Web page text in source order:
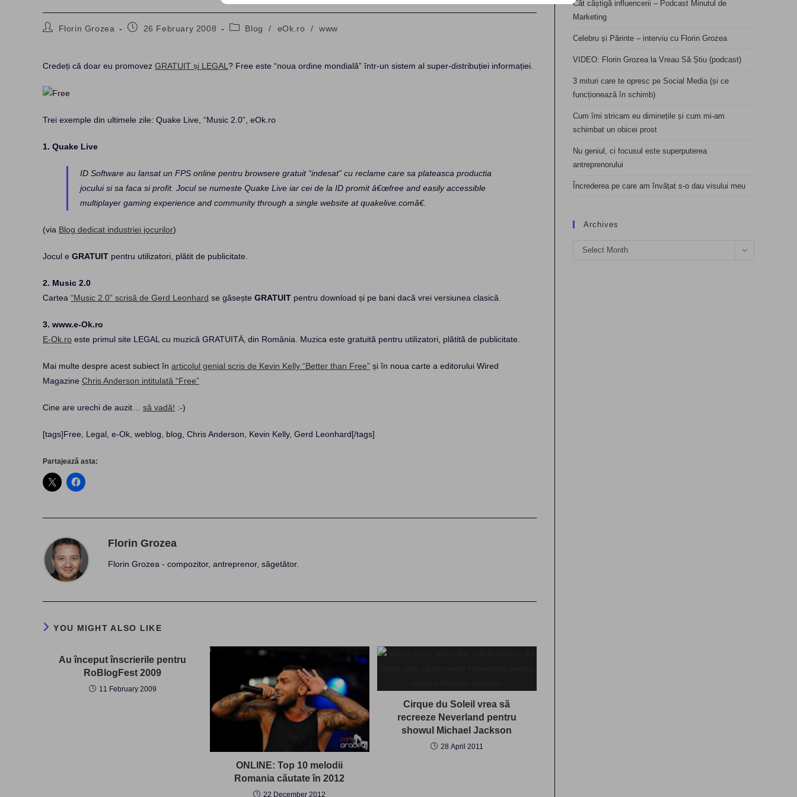
PostFlorin Grozea
Post26 February 2008
PostBlog / eOk.ro / www
Credeți că doar eu promovez GRATUIT și LEGAL ? Free este “noua ordine mondială” într-un sistem al super-distribuției informației.
Trei exemple din ultimele zile: Quake Live, “Music 2.0”, eOk.ro
1. Quake Live
ID Software au lansat un FPS online pentru browsere gratuit “indesat” cu reclame care sa plateasca productia
jocului si sa faca si profit. Jocul se numeste Quake Live iar cei de la ID promit â€œfree and easily accessible
multiplayer gaming experience and community through a single website at quakelive.comâ€.
(via Blog dedicat industriei jocurilor)
Jocul e GRATUIT pentru utilizatori, plătit de publicitate.
2. Music 2.0
Cartea “Music 2.0” scrisă de Gerd Leonhard se găsește GRATUIT pentru download și pe bani dacă vrei versiunea clasică.
3. www.e-Ok.ro
E-Ok.ro este primul site LEGAL cu muzică GRATUITÄ‚ din România. Muzica este gratuită pentru utilizatori, plătită de publicitate.
Mai multe despre acest subiect în articolul genial scris de Kevin Kelly “Better than Free” și în noua carte a editorului Wired
Magazine Chris Anderson intitulată “Free”
Cine are urechi de auzit… să vadă! :-)
[tags]Free, Legal, e-Ok, weblog, blog, Chris Anderson, Kevin Kelly, Gerd Leonhard[/tags]
Partajează asta:
Florin Grozea
Florin Grozea - compozitor, antreprenor, săgetător.
YOU MIGHT ALSO LIKE
Au început înscrierile pentru
RoBlogFest 2009
11 February 2009
ONLINE: Top 10 melodii
Romania căutate în 2012
22 December 2012
Cirque du Soleil vrea să
recreeze Neverland pentru
showul Michael Jackson
28 April 2011
Cât câștigă influencerii – Podcast Minutul de
Marketing
Celebru și Părinte – interviu cu Florin Grozea
VIDEO: Florin Grozea la Vreau Să Știu (podcast)
3 mituri care te opresc pe Social Media (și ce
funcționează în schimb)
Cum îmi stricam eu diminețile și cum mi-am
schimbat un obicei prost
Nu geniul, ci focusul este superputerea
antreprenorului
Încrederea pe care am învățat s-o dau visului meu
Archives
Archives
Select Month